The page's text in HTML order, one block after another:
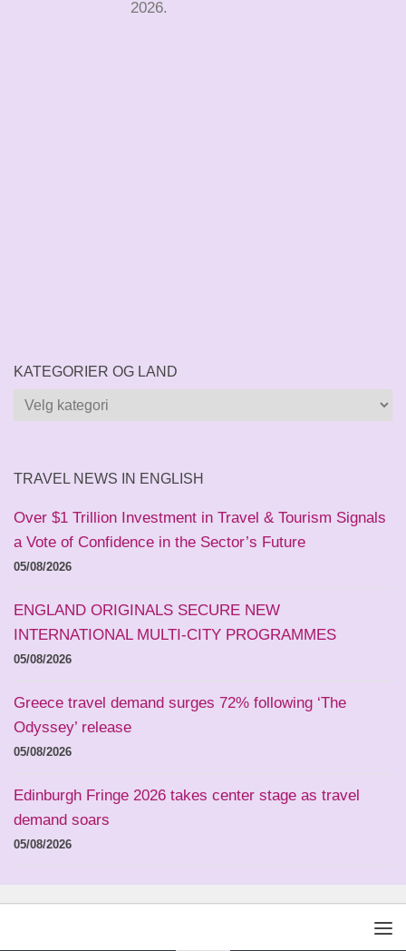
2026.
KATEGORIER OG LAND
Kategorier
TRAVEL NEWS IN ENGLISH
Over $1 Trillion Investment in Travel & Tourism Signals
a Vote of Confidence in the Sector’s Future
05/08/2026
ENGLAND ORIGINALS SECURE NEW
INTERNATIONAL MULTI-CITY PROGRAMMES
05/08/2026
Greece travel demand surges 72% following ‘The
Odyssey’ release
05/08/2026
Edinburgh Fringe 2026 takes center stage as travel
demand soars
05/08/2026